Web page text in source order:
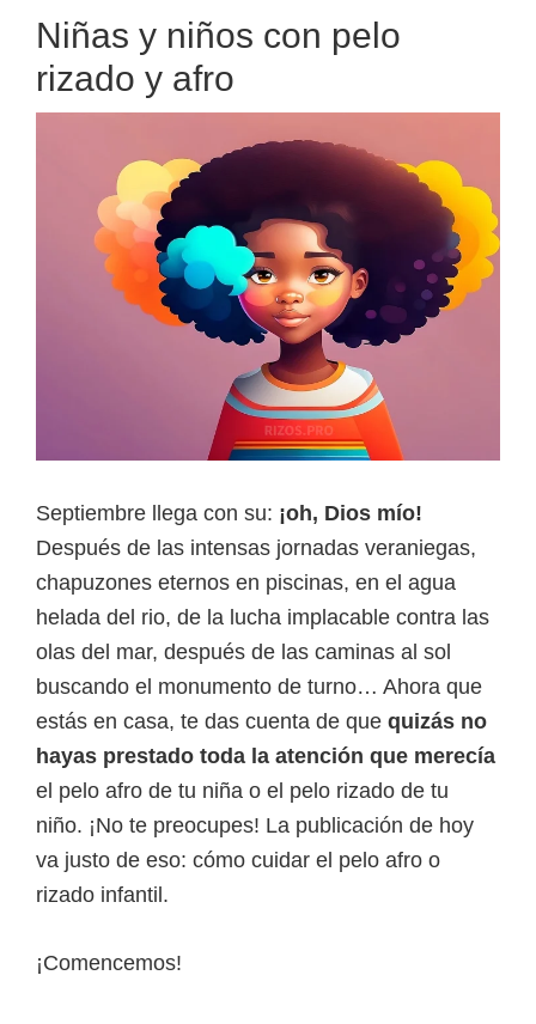
Niñas y niños con pelo
rizado y afro
Septiembre llega con su: ¡oh, Dios mío!
Después de las intensas jornadas veraniegas,
chapuzones eternos en piscinas, en el agua
helada del rio, de la lucha implacable contra las
olas del mar, después de las caminas al sol
buscando el monumento de turno… Ahora que
estás en casa, te das cuenta de que quizás no
hayas prestado toda la atención que merecía
el pelo afro de tu niña o el pelo rizado de tu
niño. ¡No te preocupes! La publicación de hoy
va justo de eso: cómo cuidar el pelo afro o
rizado infantil.
¡Comencemos!